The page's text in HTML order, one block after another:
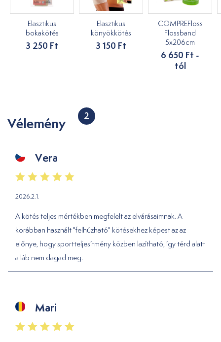
Elasztikus
bokakötés
3 250 Ft
Elasztikus
könyökkötés
3 150 Ft
COMPREFloss
Flossband
5x206cm
6 650 Ft -
tól
Vélemény 2
Vera
2026.2.1.
A kötés teljes mértékben megfelelt az elvárásaimnak. A
korábban használt "felhúzható" kötésekhez képest az az
előnye, hogy sportteljesítmény közben lazítható, így térd alatt
a láb nem dagad meg.
Mari